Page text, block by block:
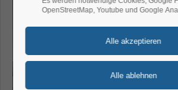
OpenStreetMap, Youtube und Google